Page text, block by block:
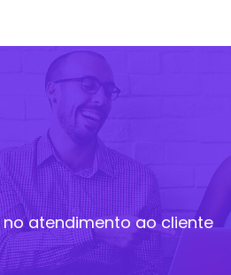
atendimento ao cliente